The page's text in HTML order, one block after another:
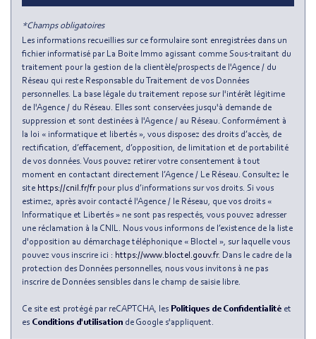
Taxe habitation 13,38 %
Taxe foncière
Habitants de moins de 25 ans 28,73 %
Habitants de 25 à 55 ans
Habitants de plus de 55 ans 25,04 %
Nombre d'enfants par famille 1,03
Familles sans enfant 43,17 %
Familles avec 1 ou 2 enfants
Maisons 1,64 %
Appartements 98,36 %
Familles avec 3 enfants 7,22 %
*Champs obligatoires
Les informations recueillies sur ce formulaire sont enregistrées dans un
fichier informatisé par La Boite Immo agissant comme Sous-traitant du
traitement pour la gestion de la clientèle/prospects de l'Agence / du
Réseau qui reste Responsable du Traitement de vos Données
personnelles. La base légale du traitement repose sur l'intérêt légitime
de l'Agence / du Réseau. Elles sont conservées jusqu'à demande de
suppression et sont destinées à l'Agence / au Réseau. Conformément à
la loi « informatique et libertés », vous disposez des droits d’accès, de
rectification, d’effacement, d’opposition, de limitation et de portabilité
de vos données. Vous pouvez retirer votre consentement à tout
moment en contactant directement l’Agence / Le Réseau. Consultez le
site https://cnil.fr/frpour plus d’informations sur vos droits. Si vous
estimez, après avoir contacté l'Agence / le Réseau, que vos droits «
Informatique et Libertés » ne sont pas respectés, vous pouvez adresser
une réclamation à la CNIL. Nous vous informons de l’existence de la liste
d'opposition au démarchage téléphonique « Bloctel », sur laquelle vous
pouvez vous inscrire ici : https://www.bloctel.gouv.fr. Dans le cadre de la
protection des Données personnelles, nous vous invitons à ne pas
inscrire de Données sensibles dans le champ de saisie libre.
Ce site est protégé par reCAPTCHA, les Politiques de Confidentialité et
es Conditions d'utilisation de Google s'appliquent.